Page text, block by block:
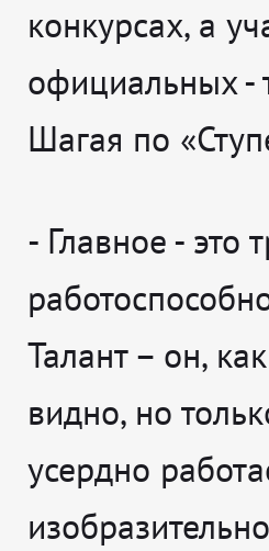
конкурсах, а
официальных -
Шагая по
- Главное - это
Талант – он,
видно, но
усердно